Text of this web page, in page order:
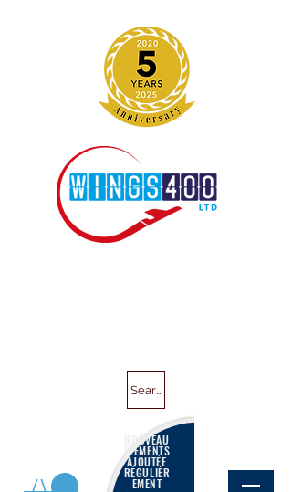
Search
NOUVEAU
ÉLÉMENTS
AJOUTÉE
RÉGULIÈR
EMENT